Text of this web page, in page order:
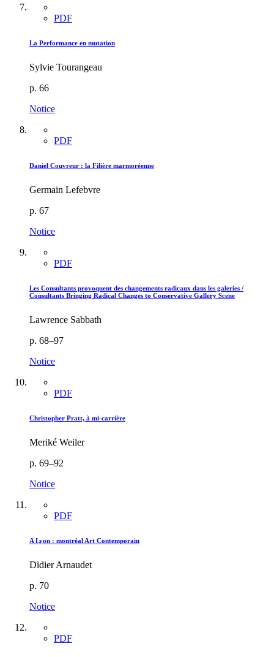
PDF
La Performance en mutation
Sylvie Tourangeau
p. 66
Notice
PDF
Daniel Couvreur : la Filière marmoréenne
Germain Lefebvre
p. 67
Notice
PDF
Les Consultants provoquent des changements radicaux dans les galeries /
Consultants Bringing Radical Changes to Conservative Gallery Scene
Lawrence Sabbath
p. 68–97
Notice
PDF
Christopher Pratt, à mi-carrière
Meriké Weiler
p. 69–92
Notice
PDF
A Lyon : montréal Art Contemporain
Didier Arnaudet
p. 70
Notice
PDF